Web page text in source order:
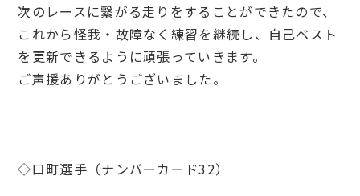
次のレースに繋がる走りをすることができたので、
これから怪我・故障なく練習を継続し、自己ベスト
を更新できるように頑張っていきます。
ご声援ありがとうございました。
◇口町選手（ナンバーカード32）